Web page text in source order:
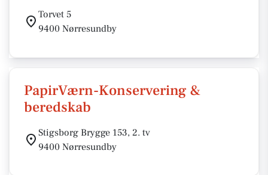
Torvet 5
9400 Nørresundby
PapirVærn-Konservering &
beredskab
Stigsborg Brygge 153, 2. tv
9400 Nørresundby